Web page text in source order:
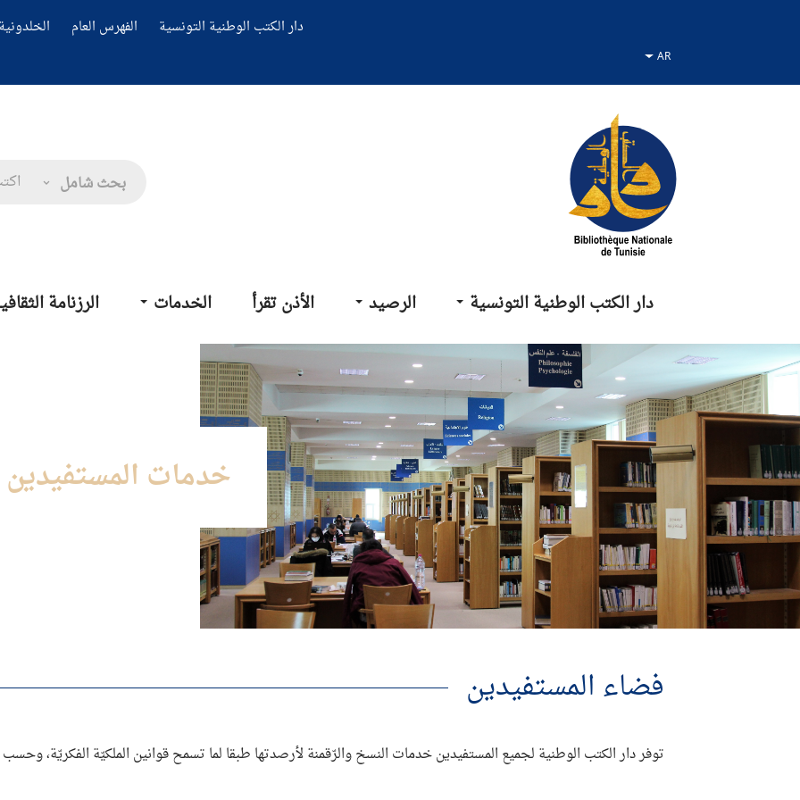
دار الكتب الوطنية التونسية الفهرس العام
بحث شامل
دار الكتب الوطنية التونسية الرصيد الأذن تقرأ الخدمات الرزنامة
خدمات المستفيدين
فضاء المستفيدين
توفر دار الكتب الوطنية لجميع المستفيدين خدمات النسخ والرّقمنة لأرصدتها طبقا لما تسمح قوانين الملكيّة الفكريّة،